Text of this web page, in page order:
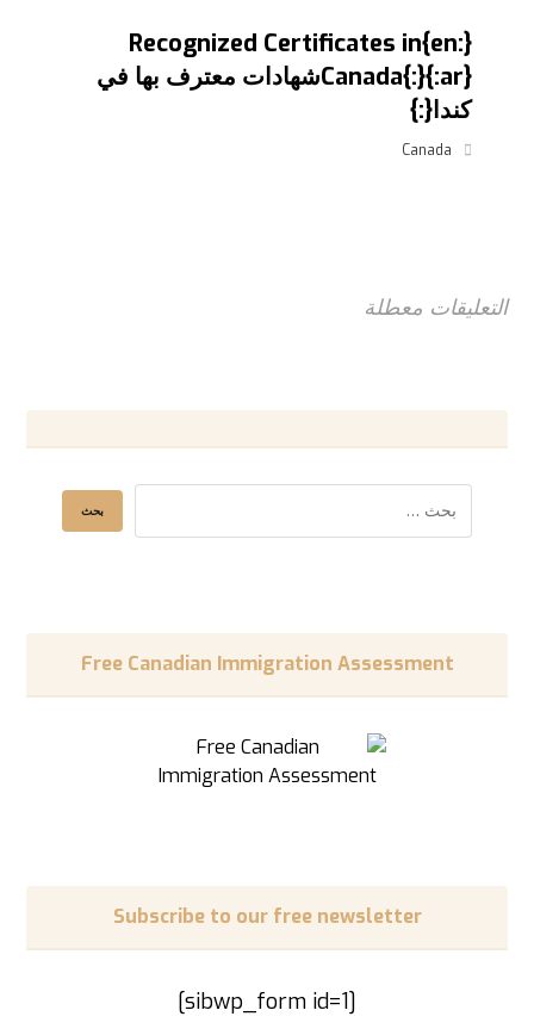
{:en}Recognized Certificates in
Canada{:}{:ar}شهادات معترف بها في
كندا{:}
Canada
التعليقات معطلة
Free Canadian Immigration Assessment
Subscribe to our free newsletter
[sibwp_form id=1]